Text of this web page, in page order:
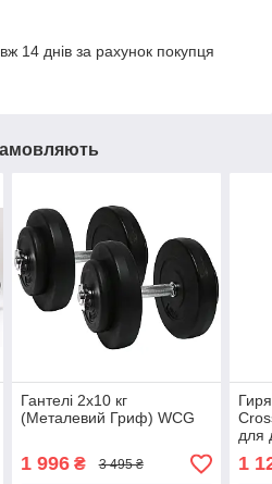
14 днів за рахунок покупця
Гантелі 2х10 кг
(Металевий Гриф) WCG
1 996₴ 3 495 ₴
для
1